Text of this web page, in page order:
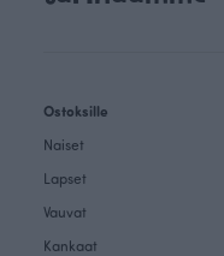
Ostoksille
Naiset
Lapset
Vauvat
Kankaat